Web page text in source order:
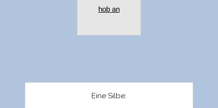
hob an
Eine Silbe: